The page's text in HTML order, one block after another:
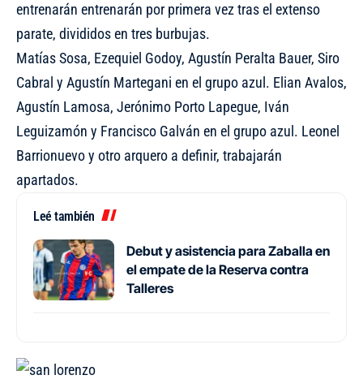
entrenarán entrenarán por primera vez tras el extenso
parate, divididos en tres burbujas.
Matías Sosa, Ezequiel Godoy, Agustín Peralta Bauer, Siro
Cabral y Agustín Martegani en el grupo azul. Elian Avalos,
Agustín Lamosa, Jerónimo Porto Lapegue, Iván
Leguizamón y Francisco Galván en el grupo azul. Leonel
Barrionuevo y otro arquero a definir, trabajarán
apartados.
Leé también
Debut y asistencia para Zaballa en
el empate de la Reserva contra
Talleres